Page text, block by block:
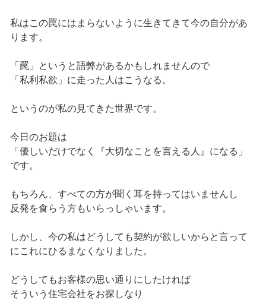
私はこの罠にはまらないように生きてきて今の自分があ
ります。
「罠」というと語弊があるかもしれませんので
「私利私欲」に走った人はこうなる。
というのが私の見てきた世界です。
今日のお題は
「優しいだけでなく『大切なことを言える人』になる」
です。
もちろん、すべての方が聞く耳を持ってはいませんし
反発を食らう方もいらっしゃいます。
しかし、今の私はどうしても契約が欲しいからと言って
にこれにひるまなくなりました。
どうしてもお客様の思い通りにしたければ
そういう住宅会社をお探しなり